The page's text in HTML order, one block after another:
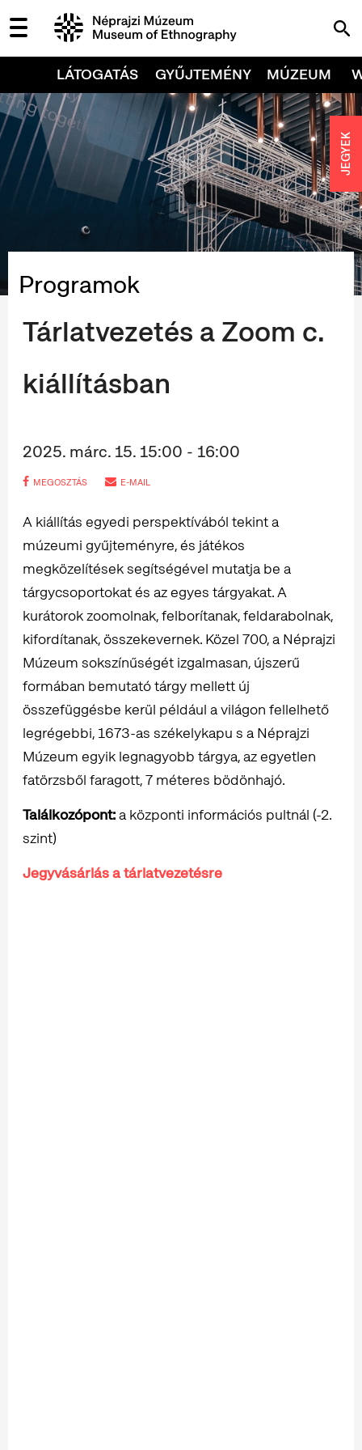
LÁTOGATÁS GYŰJTEMÉNY MÚZEUM
Programok
Tárlatvezetés a Zoom c.
kiállításban
2025. márc. 15. 15:00 - 16:00
MEGOSZTÁS E-MAIL
A kiállítás egyedi perspektívából tekint a
múzeumi gyűjteményre, és játékos
megközelítések segítségével mutatja be a
tárgycsoportokat és az egyes tárgyakat. A
kurátorok zoomolnak, felborítanak, feldarabolnak,
kifordítanak, összekevernek. Közel 700, a Néprajzi
Múzeum sokszínűségét izgalmasan, újszerű
formában bemutató tárgy mellett új
összefüggésbe kerül például a világon fellelhető
legrégebbi, 1673-as székelykapu s a Néprajzi
Múzeum egyik legnagyobb tárgya, az egyetlen
fatörzsből faragott, 7 méteres bödönhajó.
Találkozópont:a központi információs pultnál (-2.
szint)
Jegyvásárlás a tárlatvezetésre
JEGYEK